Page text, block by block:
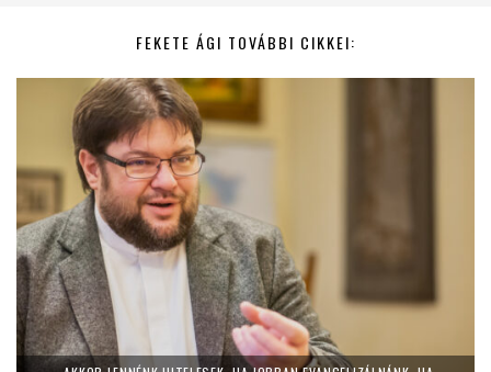
FEKETE ÁGI TOVÁBBI CIKKEI: